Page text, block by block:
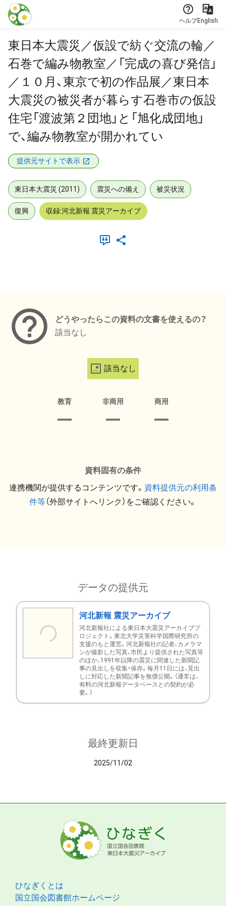
本文に飛ぶ
ヘルプEnglish
東日本大震災／仮設で紡ぐ交流の輪／
石巻で編み物教室／「完成の喜び発信」
／１０月、東京で初の作品展／東日本
大震災の被災者が暮らす石巻市の仮設
住宅「渡波第２団地」と「旭化成団地」
で、編み物教室が開かれてい
提供元サイトで表示
東日本大震災 (2011) 震災への備え 被災状況
復興 収録:河北新報 震災アーカイブ
どうやったらこの資料の文書を使えるの？
該当なし
該当なし
教育 非商用 商用
資料固有の条件
連携機関が提供するコンテンツです。 資料提供元の利用条
件等（外部サイトへリンク）をご確認ください。
データの提供元
河北新報 震災アーカイブ
河北新報社による東日本大震災アーカイブプ
ロジェクト。東北大学災害科学国際研究所の
支援のもと運営。河北新報社の記者、カメラマ
ンが撮影した写真、市民より提供された写真等
のほか、1991年以降の震災に関連した新聞記
事の見出しを収集・保存。毎月11日には、見出
しに対応した新聞記事を無償公開。（通常は、
有料の河北新報データベースとの契約が必
要。）
最終更新日
2025/11/02
ひなぎくとは
国立国会図書館ホームページ